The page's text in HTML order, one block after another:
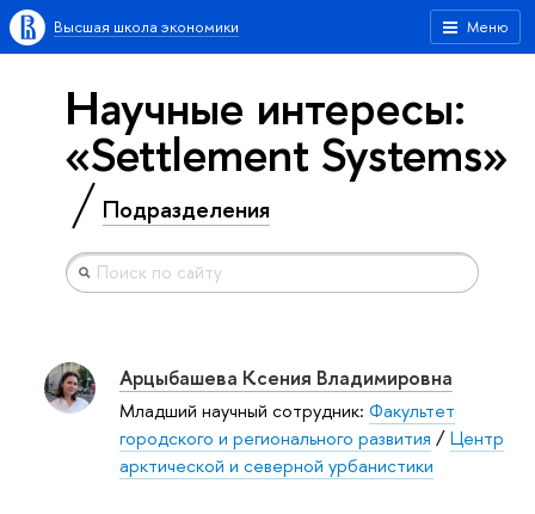
Меню
Высшая школа экономики
Научные интересы:
«Settlement Systems»
Подразделения
Арцыбашева Ксения Владимировна
Младший научный сотрудник: Факультет
городского и регионального развития /Центр
арктической и северной урбанистики